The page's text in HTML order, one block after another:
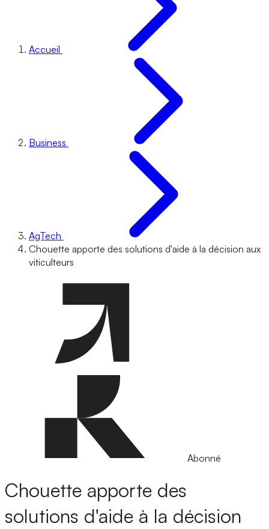
Accueil
Business
AgTech
Chouette apporte des solutions d'aide à la décision aux
viticulteurs
Abonné
Chouette apporte des
solutions d'aide à la décision